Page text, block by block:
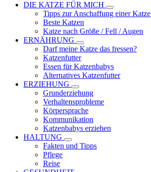
DIE KATZE FÜR MICH
Tipps zur Anschaffung einer Katze
Beste Katzen
Katze nach Größe / Fell / Augen
ERNÄHRUNG
Darf meine Katze das fressen?
Katzenfutter
Essen für Katzenbabys
Alternatives Katzenfutter
ERZIEHUNG
Grunderziehung
Verhaltensprobleme
Körpersprache
Kommunikation
Katzenbabys erziehen
HALTUNG
Fakten und Tipps
Pflege
Reise